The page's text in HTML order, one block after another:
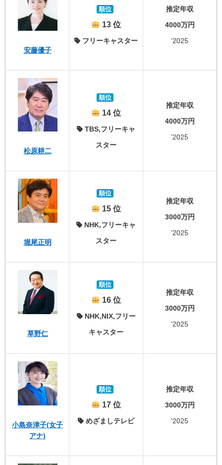
安藤優子
順位
13 位
フリーキャスター
推定年収
4000万円
’2025
松原耕二
順位
14 位
TBS,フリーキャ
スター
推定年収
4000万円
’2025
堀尾正明
順位
15 位
NHK,フリーキャ
スター
推定年収
3000万円
’2025
草野仁
順位
16 位
NHK,NIX,フリー
キャスター
推定年収
3000万円
’2025
小島奈津子(女子
アナ)
順位
17 位
めざましテレビ
推定年収
3000万円
’2025